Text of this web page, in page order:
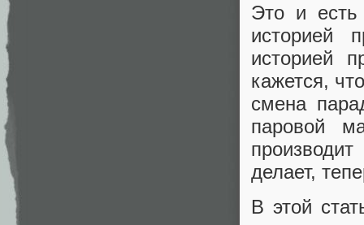
Это и есть
историей
историей
кажется,
смена
паровой
делает,
В этой